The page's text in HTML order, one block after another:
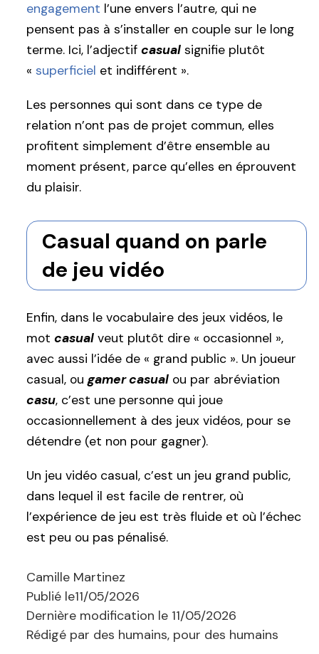
engagement l’une envers l’autre, qui ne
pensent pas à s’installer en couple sur le long
terme. Ici, l’adjectif casual signifie plutôt
« superficiel et indifférent ».
Les personnes qui sont dans ce type de
relation n’ont pas de projet commun, elles
profitent simplement d’être ensemble au
moment présent, parce qu’elles en éprouvent
du plaisir.
Casual quand on parle
de jeu vidéo
Enfin, dans le vocabulaire des jeux vidéos, le
mot casual veut plutôt dire « occasionnel »,
avec aussi l’idée de « grand public ». Un joueur
casual, ou gamer casual ou par abréviation
casu, c’est une personne qui joue
occasionnellement à des jeux vidéos, pour se
détendre (et non pour gagner).
Un jeu vidéo casual, c’est un jeu grand public,
dans lequel il est facile de rentrer, où
l’expérience de jeu est très fluide et où l’échec
est peu ou pas pénalisé.
Camille Martinez
Publié le11/05/2026
Dernière modification le 11/05/2026
Rédigé par des humains, pour des humains